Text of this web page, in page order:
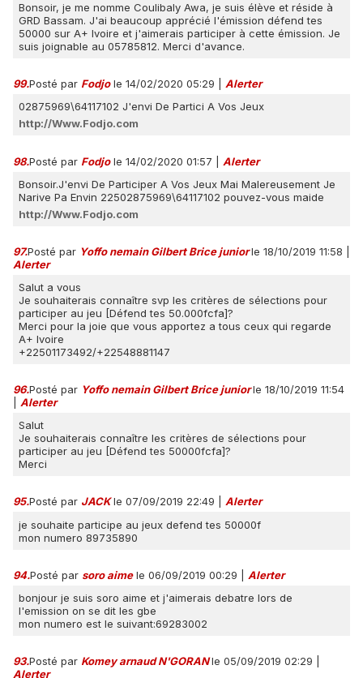
Bonsoir, je me nomme Coulibaly Awa, je suis élève et réside à
GRD Bassam. J'ai beaucoup apprécié l'émission défend tes
50000 sur A+ Ivoire et j'aimerais participer à cette émission. Je
suis joignable au 05785812. Merci d'avance.
99.Posté par Fodjo le 14/02/2020 05:29
Alerter
02875969\64117102 J'envi De Partici A Vos Jeux
http://Www.Fodjo.com
98.Posté par Fodjo le 14/02/2020 01:57
Alerter
Bonsoir.J'envi De Participer A Vos Jeux Mai Malereusement Je
Narive Pa Envin 22502875969\64117102 pouvez-vous maide
http://Www.Fodjo.com
97.Posté par Yoffo nemain Gilbert Brice juniorle 18/10/2019 11:58
Alerter
Salut a vous
Je souhaiterais connaître svp les critères de sélections pour
participer au jeu [Défend tes 50.000fcfa]?
Merci pour la joie que vous apportez a tous ceux qui regarde
A+ Ivoire
+22501173492/+22548881147
96.Posté par Yoffo nemain Gilbert Brice juniorle 18/10/2019 11:54
Alerter
Salut
Je souhaiterais connaître les critères de sélections pour
participer au jeu [Défend tes 50000fcfa]?
Merci
95.Posté par JACK le 07/09/2019 22:49
Alerter
je souhaite participe au jeux defend tes 50000f
mon numero 89735890
94.Posté par soro aime le 06/09/2019 00:29
Alerter
bonjour je suis soro aime et j'aimerais debatre lors de
l'emission on se dit les gbe
mon numero est le suivant:69283002
93.Posté par Komey arnaud N'GORANle 05/09/2019 02:29
Alerter